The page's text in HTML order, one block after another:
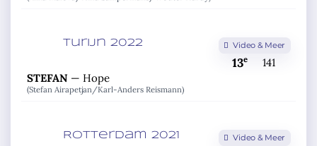
Turijn 2022
STEFAN — Hope
(Stefan Airapetjan/Karl-Anders Reismann)
Video & Meer
13e 141
Rotterdam 2021 Video & Meer